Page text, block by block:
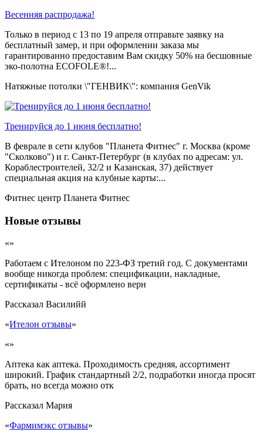
Весенняя распродажа!
Только в период c 13 по 19 апреля отправьте заявку на
бесплатный замер, и при оформлении заказа мы
гарантированно предоставим Вам скидку 50% на бесшовные
эко-полотна ECOFOLE®!...
Натяжные потолки \"ГЕНВИК\": компания GenVik
Тренируйся до 1 июня бесплатно!
В феврале в сети клубов "Планета Фитнес" г. Москва (кроме
"Сколково") и г. Санкт-Петербург (в клубах по адресам: ул.
Кораблестроителей, 32/2 и Казанская, 37) действует
специальная акция на клубные карты:...
Фитнес центр Планета Фитнес
Новые отзывы
«»
Работаем с Ителоном по 223-ФЗ третий год. С документами
вообще никогда проблем: спецификации, накладные,
сертификаты - всё оформлено верн
Рассказал Василийй
«Ителон отзывы»
«»
Аптека как аптека. Проходимость средняя, ассортимент
широкий. График стандартный 2/2, подработки иногда просят
брать, но всегда можно отк
Рассказал Мария
«Фармимэкс отзывы»